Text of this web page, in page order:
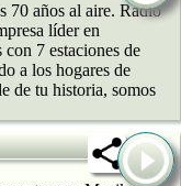
70 años al aire. Radio
líder en
7 estaciones de
a los hogares de
de tu historia, somos